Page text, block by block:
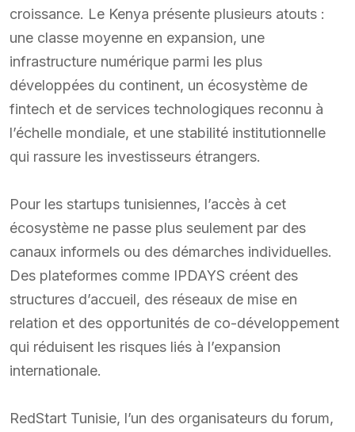
croissance. Le Kenya présente plusieurs atouts :
une classe moyenne en expansion, une
infrastructure numérique parmi les plus
développées du continent, un écosystème de
fintech et de services technologiques reconnu à
l’échelle mondiale, et une stabilité institutionnelle
qui rassure les investisseurs étrangers.
Pour les startups tunisiennes, l’accès à cet
écosystème ne passe plus seulement par des
canaux informels ou des démarches individuelles.
Des plateformes comme IPDAYS créent des
structures d’accueil, des réseaux de mise en
relation et des opportunités de co-développement
qui réduisent les risques liés à l’expansion
internationale.
RedStart Tunisie, l’un des organisateurs du forum,